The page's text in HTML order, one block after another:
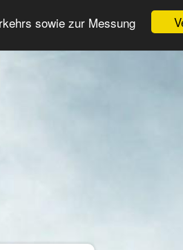
sowie zur Messung